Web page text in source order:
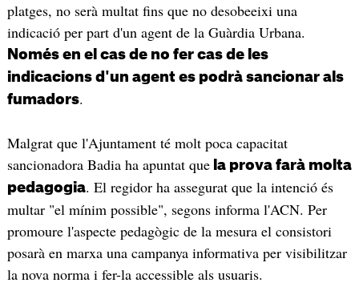
platges, no serà multat fins que no desobeeixi una
indicació per part d'un agent de la Guàrdia Urbana.
Només en el cas de no fer cas de les
indicacions d'un agent es podrà sancionar als
fumadors.
Malgrat que l'Ajuntament té molt poca capacitat
sancionadora Badia ha apuntat quela prova farà molta
pedagogia. El regidor ha assegurat que la intenció és
multar "el mínim possible", segons informa l'ACN. Per
promoure l'aspecte pedagògic de la mesura el consistori
posarà en marxa una campanya informativa per visibilitzar
la nova norma i fer-la accessible als usuaris.